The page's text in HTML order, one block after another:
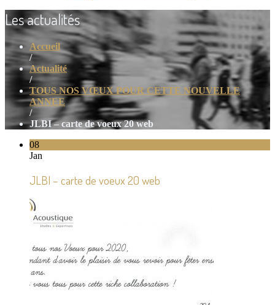
Les actualités
Accueil
/
Actualité
/
TOUS NOS VŒUX POUR CETTE NOUVELLE
ANNEE
/
JLBI – carte de voeux 20 web
08
Jan
JLBI – carte de voeux 20 web